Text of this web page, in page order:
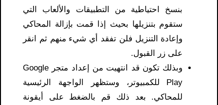
بنسخ احتياطية من التطبيقات والألعاب التي
ستقوم بتنزيلها بحيث إذا قمت بإزالة المحاكي
وإعادة التنزيل فلن تفقد أي شيء منهم ثم انقر
على زر القبول.
وبذلك تكون قد انتهيت من إعداد متجر Google
Play للكمبيوتر، وستظهر الواجهة الرئيسية
للمحاكي. بعد ذلك قم بالضغط على أيقونة